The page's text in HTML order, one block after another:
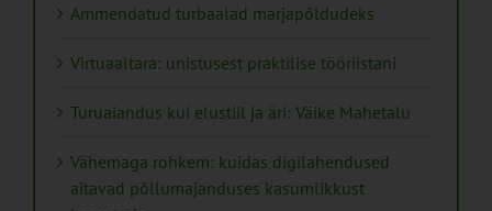
Ammendatud turbaalad marjapõldudeks
Virtuaaltara: unistusest praktilise tööriistani
Turuaiandus kui elustiil ja äri: Väike Mahetalu
Vähemaga rohkem: kuidas digilahendused
aitavad põllumajanduses kasumlikkust